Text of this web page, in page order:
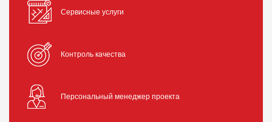
Сервисные услуги
Контроль качества
Персональный менеджер проекта